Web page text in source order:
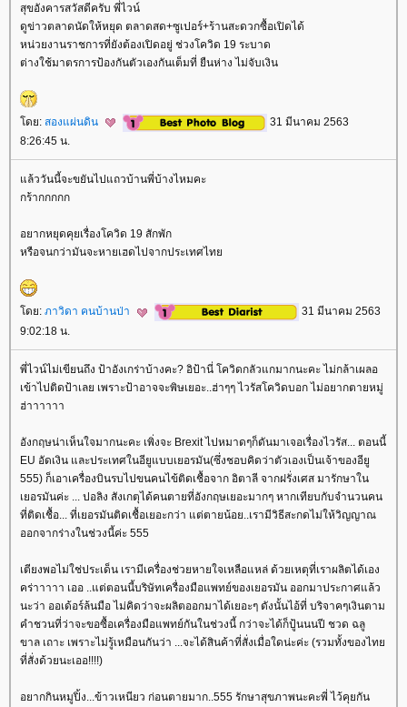
สุขอังคารสวัสดีครับ พี่ไวน์
ดูข่าวตลาดนัดให้หยุด ตลาดสด+ซูเปอร์+ร้านสะดวกซื้อเปิดได้
หน่วยงานราชการที่ยังต้องเปิดอยู่ ช่วงโควิด 19 ระบาด
ต่างใช้มาตรการป้องกันตัวเองกันเต็มที่ ยืนห่าง ไม่จับเงิน
ดย: สองแผ่นดิน
31 มีนาคม 2563
8:26:45 น.
ล้ววันนี้จะขยันไปแถวบ้านพี่บ้างไหมคะ
กร้ากกกกก
อยากหยุดคุยเรื่องโควิด 19 สักพัก
หรือจนกว่ามันจะหายเฮดไปจากประเทศไท
ดย: ภาวิดา คนบ้านป่า
31 มีนาคม 2563
9:02:18 น.
พี่ไวน์ไม่เขียนถึง ป้าอังเกร่าบ้างคะ? อิป้านี่ โควิดกลัวแกมากนะคะ ไม่กล้าเผลอ
เข้าไปติดป้าเลย เพราะป้าอาจจะพิษเยอะ..ฮ่าๆๆ ไวรัสโควิดบอก ไม่อยากตายหมู่
ฮ่าาาาาา
อังกฤษน่าเห็นใจมากนะคะ เพิ่งจะ Brexit ไปหมาดๆก็ดันมาเจอเรื่องไวรัส... ตอนนี้
EU อัดเงิน และประเทศในอียูแบบเยอรมัน(ซึ่งชอบคิดว่าตัวเองเป็นเจ้าของอียู
555) ก็เอาเครื่องบินรบไปขนคนไข้ติดเชื้อจาก อิตาลี จากฝรั่งเศส มารักษาใน
เยอรมันค่ะ ... ปอลิง สังเกตุได้คนตายที่อังกฤษเยอะมากๆ หากเทียบกับจำนวนคน
ที่ติดเชื้อ... ที่เยอรมันติดเชื้อเยอะกว่า แต่ตายน้อย..เรามีวิธีสะกดไม่ให้วิญญาณ
ออกจากร่างในช่วงนี้ค่ะ 555
เตียงพอไม่ใช่ประเด็น เรามีเครื่องช่วยหายใจเหลือแหล่ ด้วยเหตุที่เราผลิตได้เอง
คร่าาาาา เออ ..แต่ตอนนี้บริษัทเครื่องมือแพทย์ของเยอรมัน ออกมาประกาศแล้ว
นะว่า ออเด้อร์ล้นมือ ไม่คิดว่าจะผลิตออกมาได้เยอะๆ ดังนั้นไอ้ที่ บริจาคๆเงินตาม
คำชวนที่ว่าจะขอซื้อเครื่องมือแพทย์กันในช่วงนี้ กว่าจะได้ก็ปู้นนนปี ชวด ฉลู
ขาล เถาะ เพราะไม่รู้เหมือนกันว่า ...จะได้สินค้าที่สั่งเมื่อใดน่ะค่ะ (รวมทั้งของไท
ที่สั่งด้วยนะเออ!!!!)
อยากกินหมูปิ้ง...ข้าวเหนียว ก่อนตายมาก..555 รักษาสุขภาพนะคะพี่ ไว้คุยกัน